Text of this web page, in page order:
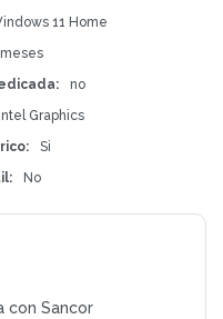
11 Home
no
Intel Graphics
Si
No
con Sancor